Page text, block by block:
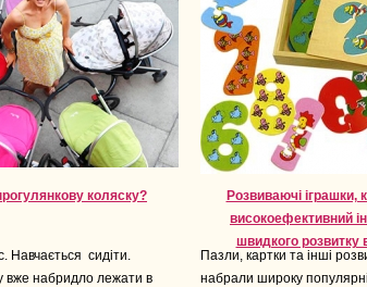
коляску?
Навчається сидіти.
вже набридло лежати в
Розвиваючі іграшки,
високоефективний
швидкого розвитку
Пазли, картки та інші
набрали широку